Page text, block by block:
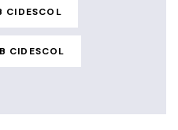
CIDESCOL
CIDESCOL